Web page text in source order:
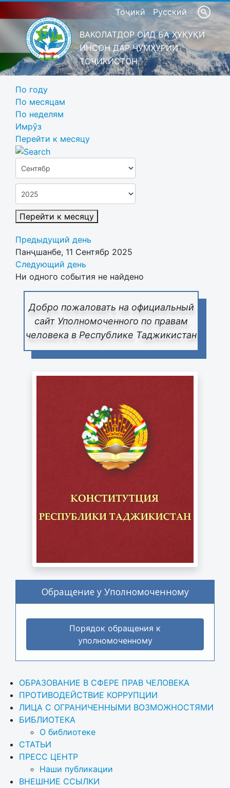
Тоҷикӣ Русский
ВАКОЛАТДОР ОИД БА ҲУҚУҚИ
ИНСОН ДАР ҶУМҲУРИИ
ТОҶИКИСТОН
Добро пожаловать на официальный
сайт Уполномоченного по правам
человека в Республике Таджикистан
Обращение у Уполномоченному
Порядок обращения к
уполномоченному
ОБРАЗОВАНИЕ В СФЕРЕ ПРАВ ЧЕЛОВЕКА
ПРОТИВОДЕЙСТВИЕ КОРРУПЦИИ
ЛИЦА С ОГРАНИЧЕННЫМИ ВОЗМОЖНОСТЯМИ
БИБЛИОТЕКА
О библиотеке
СТАТЬИ
ПРЕСС ЦЕНТР
Наши публикации
ВНЕШНИЕ ССЫЛКИ
По году
По месяцам
По неделям
Имрӯз
Перейти к месяцу
Перейти к месяцу
Предыдущий день
Панҷшанбе, 11 Сентябр 2025
Следующий день
Ни одного события не найдено